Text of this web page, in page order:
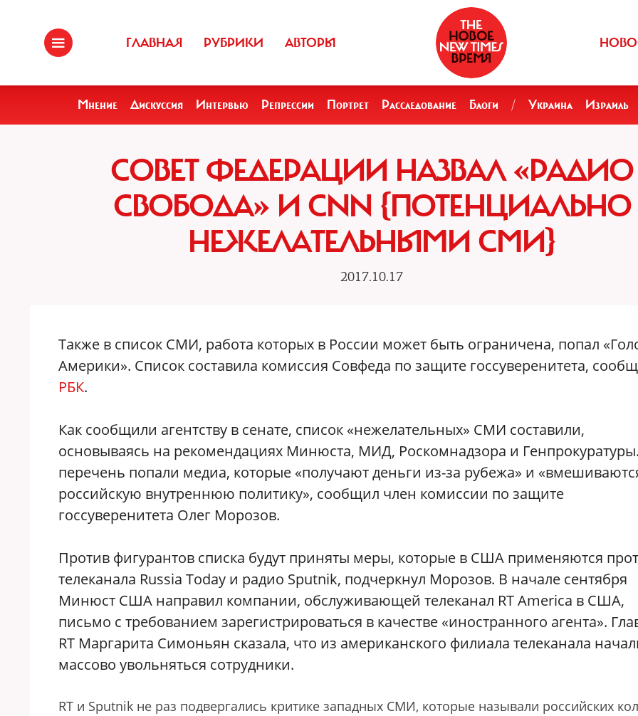
ГЛАВНАЯ РУБРИКИ АВТОРЫ
Мнение Дискуссия Интервью Репрессии Портрет Расследование Блоги / Украина Израиль
СОВЕТ ФЕДЕРАЦИИ НАЗВАЛ «РАДИО
СВОБОДА» И CNN {ПОТЕНЦИАЛЬНО
НЕЖЕЛАТЕЛЬНЫМИ СМИ}
2017.10.17
Также в список СМИ, работа которых в России может быть ограничена, попал
Америки». Список составила комиссия Совфеда по защите госсуверенитета,
РБК.
Как сообщили агентству в сенате, список «нежелательных» СМИ составили,
основываясь на рекомендациях Минюста, МИД, Роскомнадзора и
перечень попали медиа, которые «получают деньги из-за рубежа» и
российскую внутреннюю политику», сообщил член комиссии по защите
госсуверенитета Олег Морозов.
Против фигурантов списка будут приняты меры, которые в США применяются
телеканала Russia Today и радио Sputnik, подчеркнул Морозов. В начале сентября
Минюст США направил компании, обслуживающей телеканал RT America в США,
письмо с требованием зарегистрироваться в качестве «иностранного агента».
RT Маргарита Симоньян сказала, что из американского филиала телеканала
массово увольняться сотрудники.
RT и Sputnik не раз подвергались критике западных СМИ, которые называли российских